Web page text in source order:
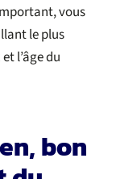
vous
le plus
l’âge du
bon